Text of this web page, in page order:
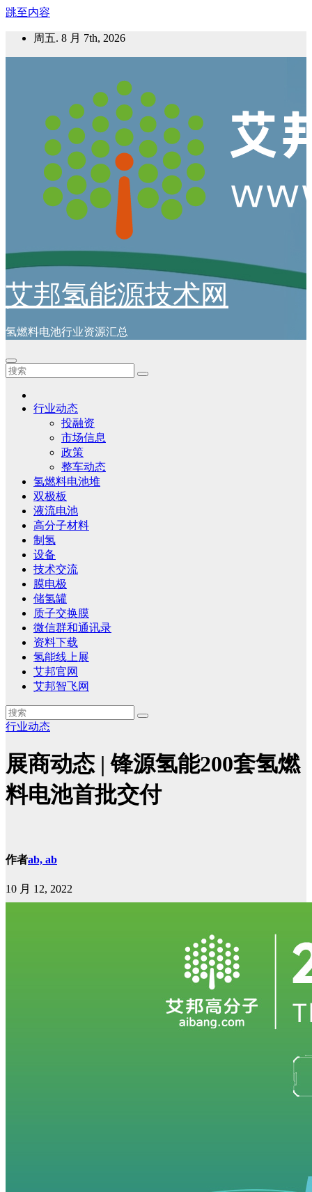
跳至内容
周五. 8 月 7th, 2026
艾邦氢能源技术网
氢燃料电池行业资源汇总
行业动态
投融资
市场信息
政策
整车动态
氢燃料电池堆
双极板
液流电池
高分子材料
制氢
设备
技术交流
膜电极
储氢罐
质子交换膜
微信群和通讯录
资料下载
氢能线上展
艾邦官网
艾邦智飞网
行业动态
展商动态 | 锋源氢能200套氢燃
料电池首批交付
作者ab, ab
10 月 12, 2022